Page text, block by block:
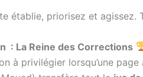
établie, priorisez et agissez.
: La Reine des Corrections
à privilégier lorsqu’une